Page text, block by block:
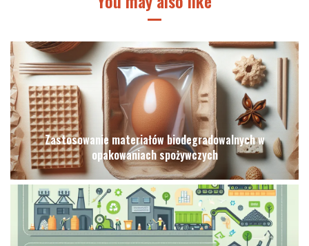
Zastosowanie materiałów biodegradowalnych w
opakowaniach spożywczych